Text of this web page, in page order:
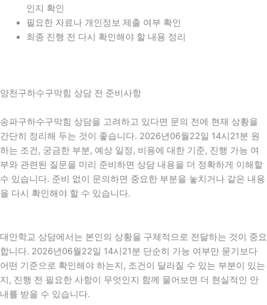
인지 확인
필요한 자료나 개인정보 제출 여부 확인
최종 진행 전 다시 확인해야 할 내용 정리
양천구하수구막힘 상담 전 준비사항
송파구하수구막힘 상담을 고려하고 있다면 문의 전에 현재 상황을
간단히 정리해 두는 것이 좋습니다. 2026년06월22일 14시21분 원
하는 조건, 궁금한 부분, 예상 일정, 비용에 대한 기준, 진행 가능 여
부와 관련된 질문을 미리 준비하면 상담 내용을 더 정확하게 이해할
수 있습니다. 준비 없이 문의하면 중요한 부분을 놓치거나 같은 내용
을 다시 확인해야 할 수 있습니다.
대안학교 상담에서는 본인의 상황을 구체적으로 전달하는 것이 중요
합니다. 2026년06월22일 14시21분 단순히 가능 여부만 묻기보다
어떤 기준으로 확인해야 하는지, 조건이 달라질 수 있는 부분이 있는
지, 진행 전 필요한 사항이 무엇인지 함께 물어보면 더 현실적인 안
내를 받을 수 있습니다.